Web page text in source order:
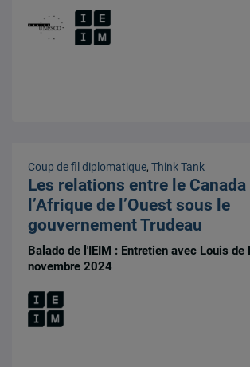
Coup de fil diplomatique,Think Tank
Les relations entre le Canada
l’Afrique de l’Ouest sous le
gouvernement Trudeau
Balado de l'IEIM : Entretien avec Louis de
novembre 2024